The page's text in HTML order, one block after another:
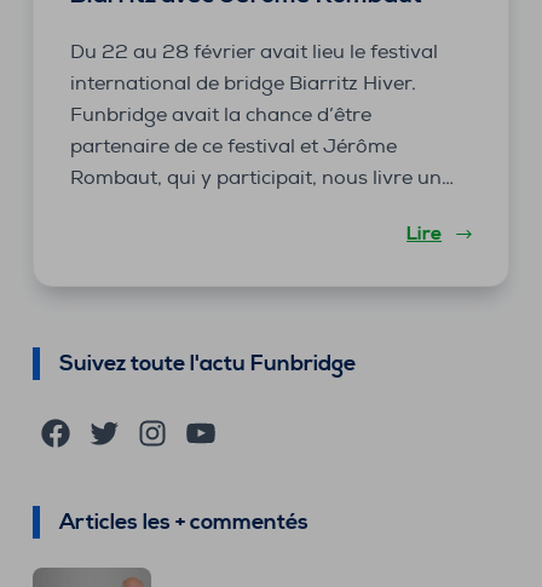
Du 22 au 28 février avait lieu le festival
international de bridge Biarritz Hiver.
Funbridge avait la chance d’être
partenaire de ce festival et Jérôme
Rombaut, qui y participait, nous livre un…
Lire
Suivez toute l'actu Funbridge
FacebookTwitterInstagramYouTube
Articles les + commentés